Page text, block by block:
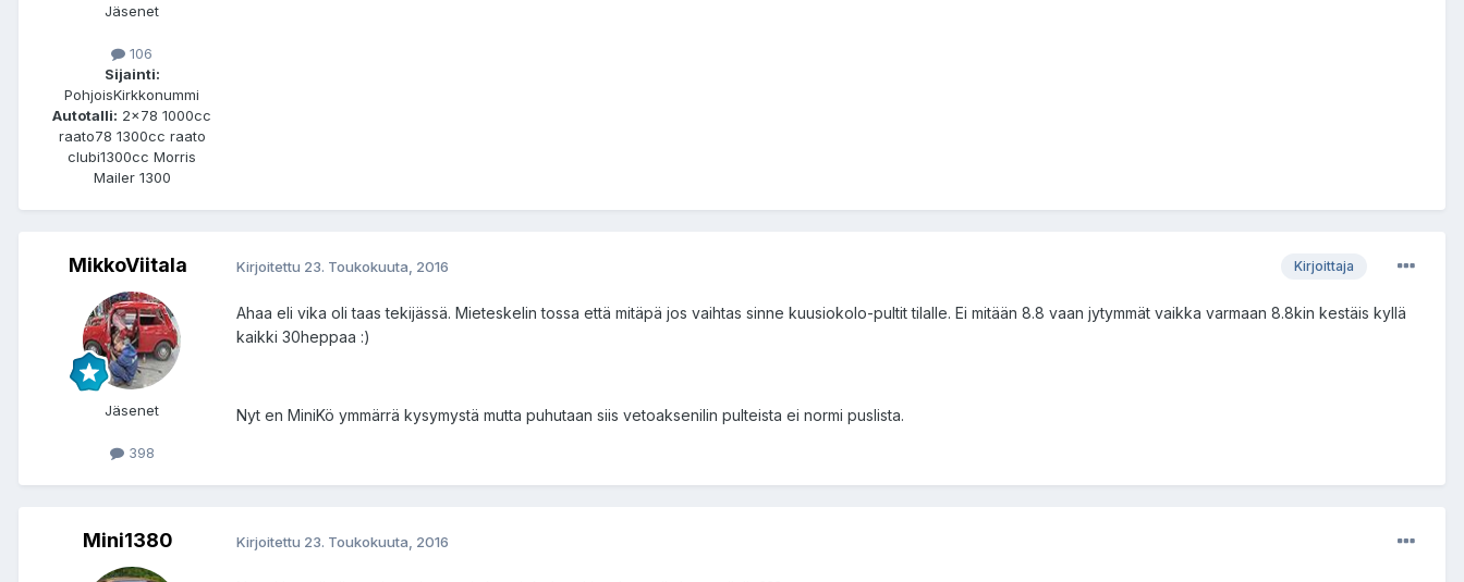
Jäsenet
106
Sijainti:
PohjoisKirkkonummi
Autotalli: 2x78 1000cc
raato78 1300cc raato
clubi1300cc Morris
Mailer 1300
MikkoViitala
Jäsenet
398
Kirjoittaja
Kirjoitettu 23. Toukokuuta, 2016
Ahaa eli vika oli taas tekijässä. Mieteskelin tossa että mitäpä jos vaihtas sinne kuusiokolo-pultit tilalle. Ei mitään 8.8 vaan jytymmät vaikka varmaan 8.8kin kestäis kyllä
kaikki 30heppaa :)
Nyt en MiniKö ymmärrä kysymystä mutta puhutaan siis vetoaksenilin pulteista ei normi puslista.
Mini1380 Kirjoitettu 23. Toukokuuta, 2016